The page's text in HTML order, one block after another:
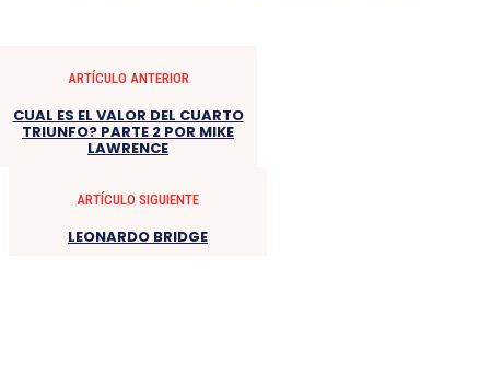
ARTÍCULO ANTERIOR
CUAL ES EL VALOR DEL CUARTO
TRIUNFO? PARTE 2 POR MIKE
LAWRENCE
ARTÍCULO SIGUIENTE
LEONARDO BRIDGE